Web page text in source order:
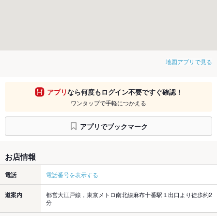
地図アプリで見る
アプリなら何度もログイン不要ですぐ確認！
ワンタップで手軽につかえる
アプリでブックマーク
お店情報
電話 電話番号を表示する
道案内
都営大江戸線，東京メトロ南北線麻布十番駅１出口より徒歩約2
分